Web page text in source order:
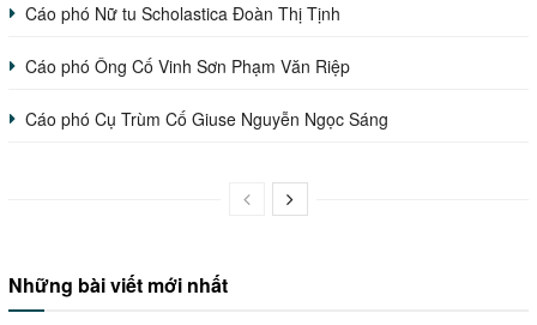
Cáo phó Nữ tu Scholastica Đoàn Thị Tịnh
Cáo phó Ông Cố Vinh Sơn Phạm Văn Riệp
Cáo phó Cụ Trùm Cố Giuse Nguyễn Ngọc Sáng
Những bài viết mới nhất